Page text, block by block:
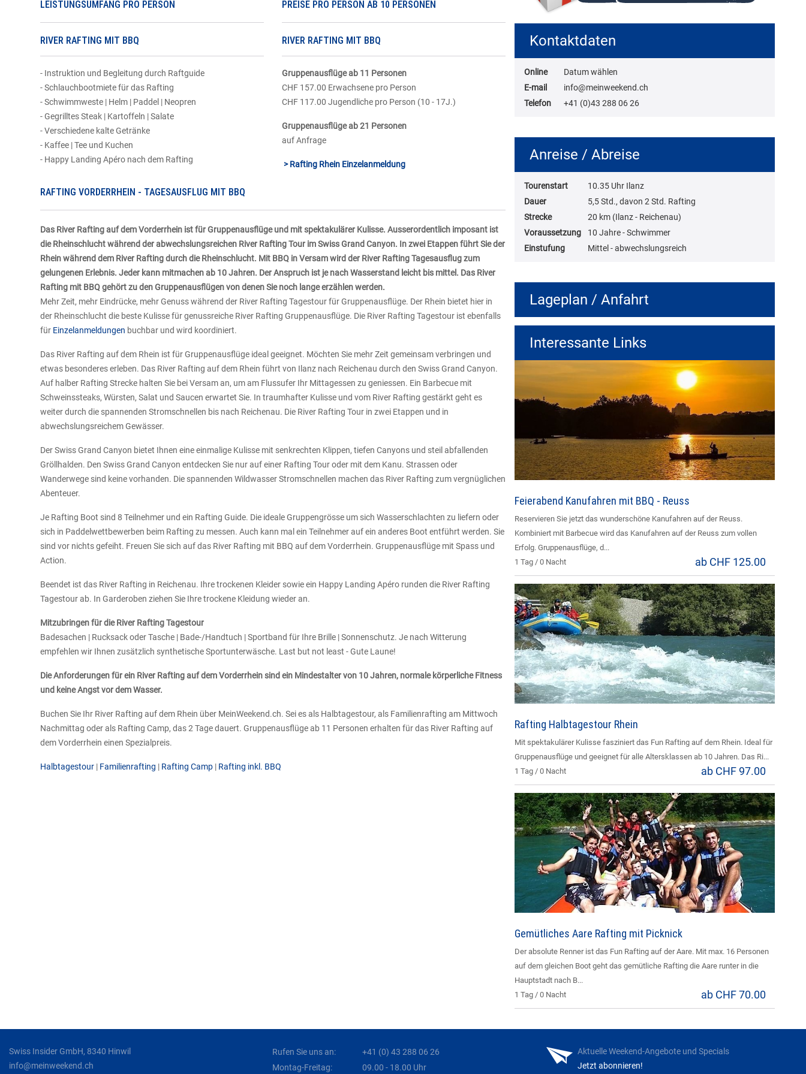
LEISTUNGSUMFANG PRO PERSON
RIVER RAFTING MIT BBQ
- Instruktion und Begleitung durch Raftguide
- Schlauchbootmiete für das Rafting
- Schwimmweste | Helm | Paddel | Neopren
- Gegrilltes Steak | Kartoffeln | Salate
- Verschiedene kalte Getränke
- Kaffee | Tee und Kuchen
- Happy Landing Apéro nach dem Rafting
PREISE PRO PERSON AB 10 PERSONEN
RIVER RAFTING MIT BBQ
Gruppenausflüge ab 11 Personen
CHF 157.00 Erwachsene pro Person
CHF 117.00 Jugendliche pro Person (10 - 17J.)
Gruppenausflüge ab 21 Personen
auf Anfrage
> Rafting Rhein Einzelanmeldung
RAFTING VORDERRHEIN - TAGESAUSFLUG MIT BBQ
Das River Rafting auf dem Vorderrhein ist für Gruppenausflüge und mit spektakulärer Kulisse. Ausserordentlich imposant ist
die Rheinschlucht während der abwechslungsreichen River Rafting Tour im Swiss Grand Canyon. In zwei Etappen führt Sie der
Rhein während dem River Rafting durch die Rheinschlucht. Mit BBQ in Versam wird der River Rafting Tagesausflug zum
gelungenen Erlebnis. Jeder kann mitmachen ab 10 Jahren. Der Anspruch ist je nach Wasserstand leicht bis mittel. Das River
Rafting mit BBQ gehört zu den Gruppenausflügen von denen Sie noch lange erzählen werden.
Mehr Zeit, mehr Eindrücke, mehr Genuss während der River Rafting Tagestour für Gruppenausflüge. Der Rhein bietet hier in
der Rheinschlucht die beste Kulisse für genussreiche River Rafting Gruppenausflüge. Die River Rafting Tagestour ist ebenfalls
für Einzelanmeldungen buchbar und wird koordiniert.
Das River Rafting auf dem Rhein ist für Gruppenausflüge ideal geeignet. Möchten Sie mehr Zeit gemeinsam verbringen und
etwas besonderes erleben. Das River Rafting auf dem Rhein führt von Ilanz nach Reichenau durch den Swiss Grand Canyon.
Auf halber Rafting Strecke halten Sie bei Versam an, um am Flussufer Ihr Mittagessen zu geniessen. Ein Barbecue mit
Schweinssteaks, Würsten, Salat und Saucen erwartet Sie. In traumhafter Kulisse und vom River Rafting gestärkt geht es
weiter durch die spannenden Stromschnellen bis nach Reichenau. Die River Rafting Tour in zwei Etappen und in
abwechslungsreichem Gewässer.
Der Swiss Grand Canyon bietet Ihnen eine einmalige Kulisse mit senkrechten Klippen, tiefen Canyons und steil abfallenden
Gröllhalden. Den Swiss Grand Canyon entdecken Sie nur auf einer Rafting Tour oder mit dem Kanu. Strassen oder
Wanderwege sind keine vorhanden. Die spannenden Wildwasser Stromschnellen machen das River Rafting zum vergnüglichen
Abenteuer.
Je Rafting Boot sind 8 Teilnehmer und ein Rafting Guide. Die ideale Gruppengrösse um sich Wasserschlachten zu liefern oder
sich in Paddelwettbewerben beim Rafting zu messen. Auch kann mal ein Teilnehmer auf ein anderes Boot entführt werden. Sie
sind vor nichts gefeiht. Freuen Sie sich auf das River Rafting mit BBQ auf dem Vorderrhein. Gruppenausflüge mit Spass und
Action.
Beendet ist das River Rafting in Reichenau. Ihre trockenen Kleider sowie ein Happy Landing Apéro runden die River Rafting
Tagestour ab. In Garderoben ziehen Sie Ihre trockene Kleidung wieder an.
Mitzubringen für die River Rafting Tagestour
Badesachen | Rucksack oder Tasche | Bade-/Handtuch | Sportband für Ihre Brille | Sonnenschutz. Je nach Witterung
empfehlen wir Ihnen zusätzlich synthetische Sportunterwäsche. Last but not least - Gute Laune!
Die Anforderungen für ein River Rafting auf dem Vorderrhein sind ein Mindestalter von 10 Jahren, normale körperliche Fitness
und keine Angst vor dem Wasser.
Buchen Sie Ihr River Rafting auf dem Rhein über MeinWeekend.ch. Sei es als Halbtagestour, als Familienrafting am Mittwoch
Nachmittag oder als Rafting Camp, das 2 Tage dauert. Gruppenausflüge ab 11 Personen erhalten für das River Rafting auf
dem Vorderrhein einen Spezialpreis.
Halbtagestour | Familienrafting | Rafting Camp | Rafting inkl. BBQ
Kontaktdaten
Online
Datum wählen
E-mail
info@meinweekend.ch
Telefon
+41 (0)43 288 06 26
Anreise / Abreise
Tourenstart
10.35 Uhr Ilanz
Dauer
5,5 Std., davon 2 Std. Rafting
Strecke
20 km (Ilanz - Reichenau)
Voraussetzung
10 Jahre - Schwimmer
Einstufung
Mittel - abwechslungsreich
Lageplan / Anfahrt
Interessante Links
Feierabend Kanufahren mit BBQ - Reuss
Reservieren Sie jetzt das wunderschöne Kanufahren auf der Reuss.
Kombiniert mit Barbecue wird das Kanufahren auf der Reuss zum vollen
Erfolg. Gruppenausflüge, d...
1 Tag / 0 Nacht
ab CHF 125.00
Rafting Halbtagestour Rhein
Mit spektakulärer Kulisse fasziniert das Fun Rafting auf dem Rhein. Ideal für
Gruppenausflüge und geeignet für alle Altersklassen ab 10 Jahren. Das Ri...
1 Tag / 0 Nacht
ab CHF 97.00
Gemütliches Aare Rafting mit Picknick
Der absolute Renner ist das Fun Rafting auf der Aare. Mit max. 16 Personen
auf dem gleichen Boot geht das gemütliche Rafting die Aare runter in die
Hauptstadt nach B...
1 Tag / 0 Nacht
ab CHF 70.00
Swiss Insider GmbH, 8340 Hinwil
info@meinweekend.ch
Rufen Sie uns an:
+41 (0) 43 288 06 26
Montag-Freitag:
09.00 - 18.00 Uhr
Aktuelle Weekend-Angebote und Specials
Jetzt abonnieren!